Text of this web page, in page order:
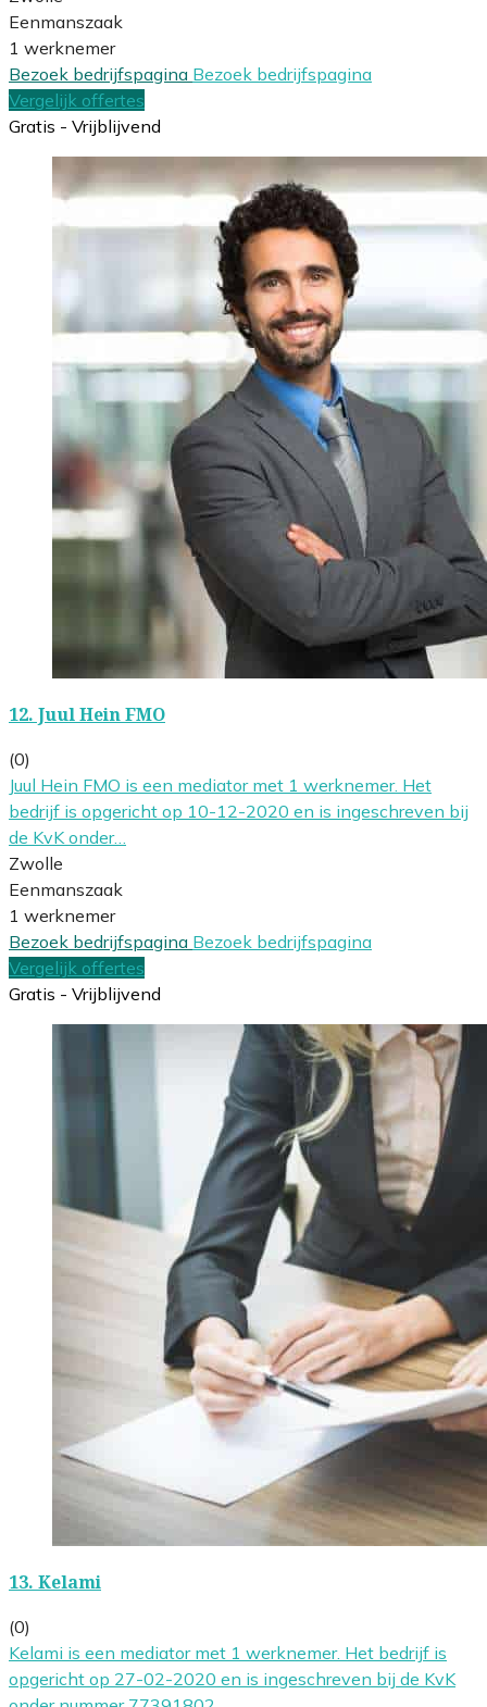
Eenmanszaak
1 werknemer
Bezoek bedrijfspagina Bezoek bedrijfspagina
Vergelijk offertes
Gratis - Vrijblijvend
12. Juul Hein FMO
(0)
Juul Hein FMO is een mediator met 1 werknemer. Het
bedrijf is opgericht op 10-12-2020 en is ingeschreven bij
de KvK onder…
Zwolle
Eenmanszaak
1 werknemer
Bezoek bedrijfspagina Bezoek bedrijfspagina
Vergelijk offertes
Gratis - Vrijblijvend
13. Kelami
(0)
Kelami is een mediator met 1 werknemer. Het bedrijf is
opgericht op 27-02-2020 en is ingeschreven bij de KvK